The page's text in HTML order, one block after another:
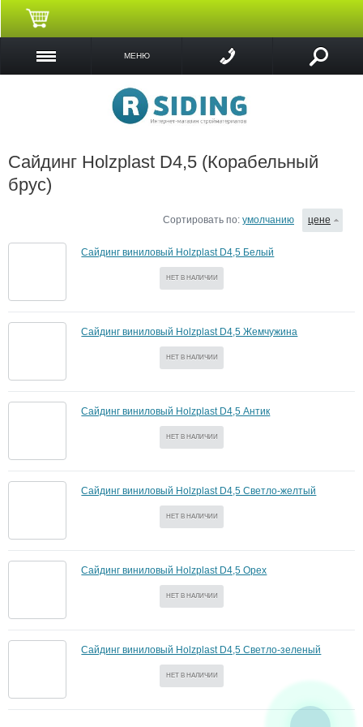
МЕНЮ
Сайдинг Holzplast D4,5 (Корабельный
брус)
Сортировать по: умолчанию цене
Сайдинг виниловый Holzplast D4,5 Белый
НЕТ В НАЛИЧИИ
Сайдинг виниловый Holzplast D4,5 Жемчужина
НЕТ В НАЛИЧИИ
Сайдинг виниловый Holzplast D4,5 Антик
НЕТ В НАЛИЧИИ
Сайдинг виниловый Holzplast D4,5 Светло-желтый
НЕТ В НАЛИЧИИ
Сайдинг виниловый Holzplast D4,5 Орех
НЕТ В НАЛИЧИИ
Сайдинг виниловый Holzplast D4,5 Светло-зеленый
НЕТ В НАЛИЧИИ